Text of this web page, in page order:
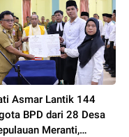
Asmar Lantik 144
BPD dari 28 Desa
Meranti,